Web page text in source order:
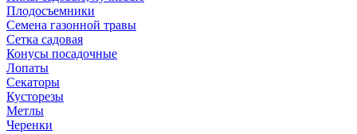
Плодосъемники
Семена газонной травы
Сетка садовая
Конусы посадочные
Лопаты
Секаторы
Кусторезы
Метлы
Черенки